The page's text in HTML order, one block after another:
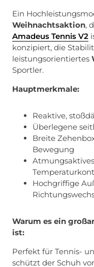
Ein
Weihnachtsaktion,
Amadeus Tennis V2
konzipiert, die
leistungsorientiertes
Sportler.
Hauptmerkmale:
Reaktive,
Überlegene
Breite
Bewegung
Hochgriffige
Warum es ein
ist:
Perfekt für Tennis-
schützt der Schuh